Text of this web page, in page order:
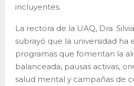
incluyentes.
La rectora de la UAQ, Dra.
subrayó que la universidad ha
programas que fomentan la
balanceada, pausas activas,
salud mental y campañas de